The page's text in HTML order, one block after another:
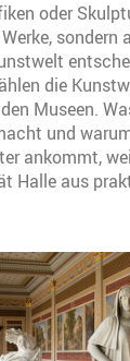
oder
sondern
die
Museen.
und
ankommt,
Halle aus